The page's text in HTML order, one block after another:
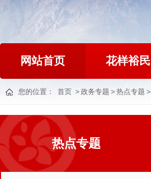
网站首页 花样裕民
您的位置： 首页 >政务专题 >热点专题 >
热点专题